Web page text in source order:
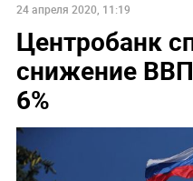
24 апреля 2020, 11:19
Центробанк
снижение
6%